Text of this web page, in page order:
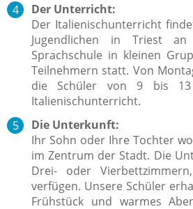
Der Unterricht:
Der Italienischunterricht
Jugendlichen in Triest
Sprachschule in kleinen
Teilnehmern statt. Von
die Schüler von 9 bis
Italienischunterricht.
Die Unterkunft:
Ihr Sohn oder Ihre Tochter
im Zentrum der Stadt. Die
Drei- oder
verfügen. Unsere Schüler
Frühstück und warmes